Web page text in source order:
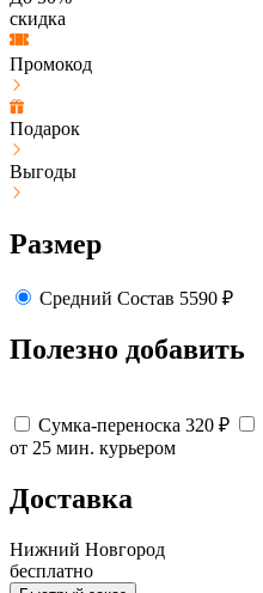
скидка
Промокод
Подарок
Выгоды
Размер
Средний Состав 5590 ₽
Полезно добавить
Сумка-переноска 320 ₽
от 25 мин. курьером
Доставка
Нижний Новгород
бесплатно